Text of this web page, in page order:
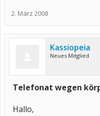
2. März 2008
Kassiopeia
Neues Mitglied
Telefonat wegen
Hallo,